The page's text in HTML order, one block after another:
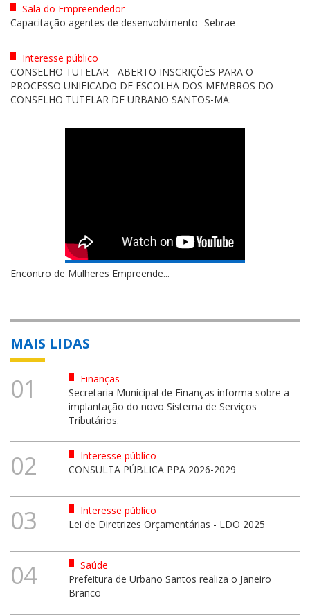
Sala do Empreendedor
Capacitação agentes de desenvolvimento- Sebrae
Interesse público
CONSELHO TUTELAR - ABERTO INSCRIÇÕES PARA O
PROCESSO UNIFICADO DE ESCOLHA DOS MEMBROS DO
CONSELHO TUTELAR DE URBANO SANTOS-MA.
Encontro de Mulheres Empreende...
MAIS LIDAS
01
Finanças
Secretaria Municipal de Finanças informa sobre a
implantação do novo Sistema de Serviços
Tributários.
02
Interesse público
CONSULTA PÚBLICA PPA 2026-2029
03
Interesse público
Lei de Diretrizes Orçamentárias - LDO 2025
04
Saúde
Prefeitura de Urbano Santos realiza o Janeiro
Branco